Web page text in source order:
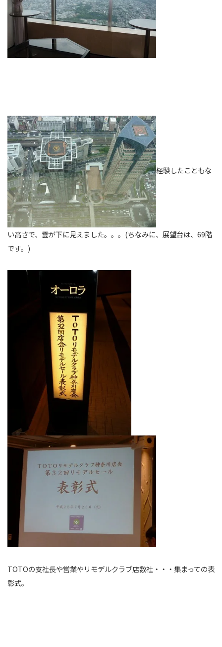
経験したこともな
い高さで、雲が下に見えました。。。(ちなみに、展望台は、69階
です。)
TOTOの支社長や営業やリモデルクラブ店数社・・・集まっての表
彰式。